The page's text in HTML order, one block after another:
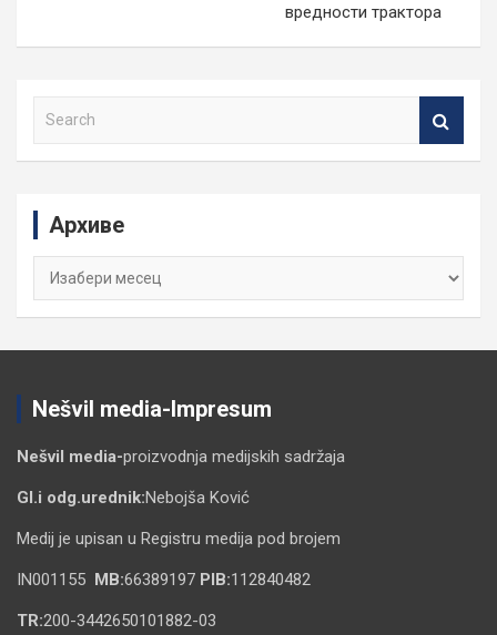
вредности трактора
Архиве
Архиве
Nešvil media-Impresum
Nešvil media-proizvodnja medijskih sadržaja
Gl.i odg.urednik:Nebojša Ković
Medij je upisan u Registru medija pod brojem
IN001155 MB:66389197 PIB:112840482
TR:200-3442650101882-03